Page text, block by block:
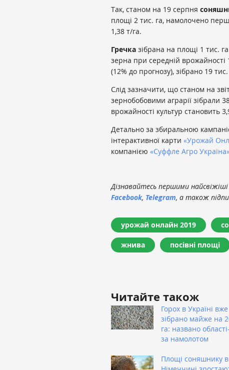
​Так, станом на 19 серпня
площі 2 тис. га, намолочено
1,38 т/га.
Гречка зібрана на площі 1 тис.
зерна при середній врожайності
(12% до прогнозу), зібрано 19
Слід зазначити, що станом на
зернобобовими аграрії зібрали
врожайності культур становить
Детально за збиральною
інтерактивної карти «Урожай
компанією «Суффле Агро
Дізнавайтесь першими
Facebook, Telegram, а також
урожай онлайн 2019
жнива посівні площі
Читайте також
Горох в Україні вже
зібрано майже на
га: названо
за намолотом
Площі соняшнику в